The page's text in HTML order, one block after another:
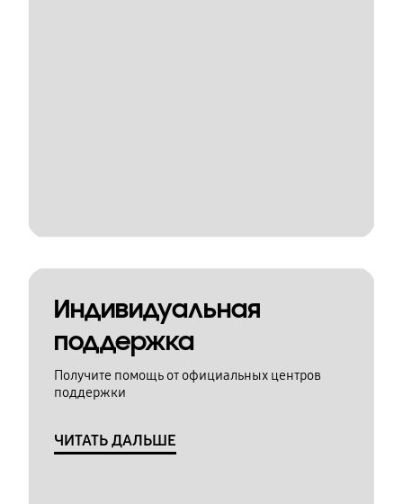
Индивидуальная
поддержка
Получите помощь от официальных центров
поддержки
ЧИТАТЬ ДАЛЬШЕ